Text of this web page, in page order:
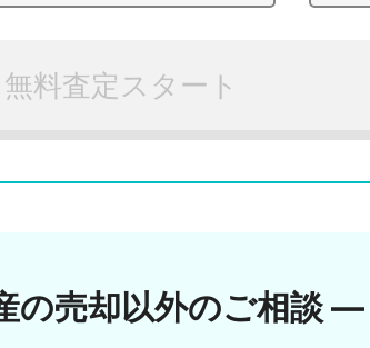
無料査定スタート
の売却以外のご相談 ―